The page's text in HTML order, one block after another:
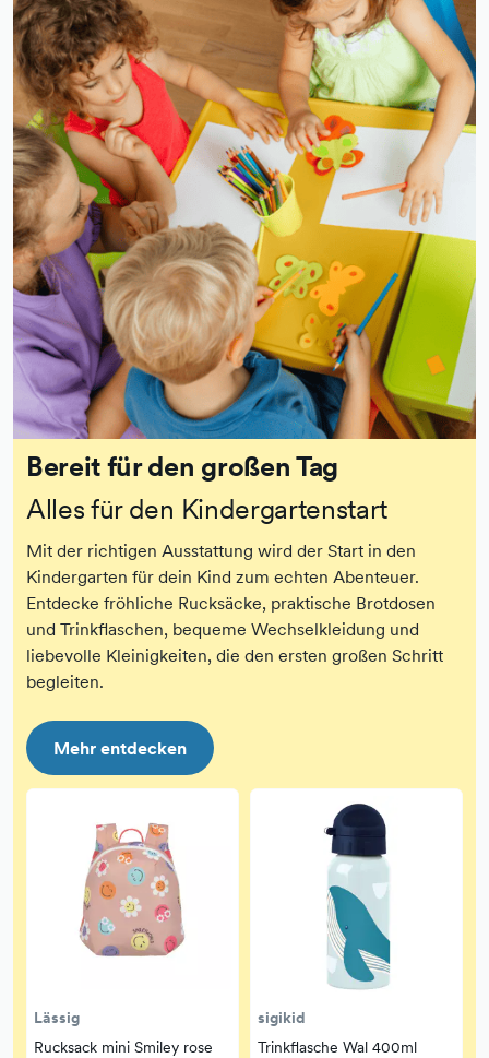
Bereit für den großen Tag
Alles für den Kindergartenstart
Mit der richtigen Ausstattung wird der Start in den
Kindergarten für dein Kind zum echten Abenteuer.
Entdecke fröhliche Rucksäcke, praktische Brotdosen
und Trinkflaschen, bequeme Wechselkleidung und
liebevolle Kleinigkeiten, die den ersten großen Schritt
begleiten.
Mehr entdecken
Lässig
Rucksack mini Smiley rose
sigikid
Trinkflasche Wal 400ml